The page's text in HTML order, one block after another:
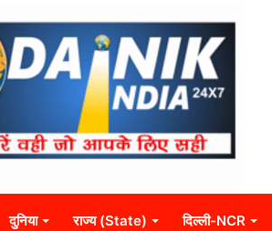
दुनिया राज्य (State) दिल्ली-NCR